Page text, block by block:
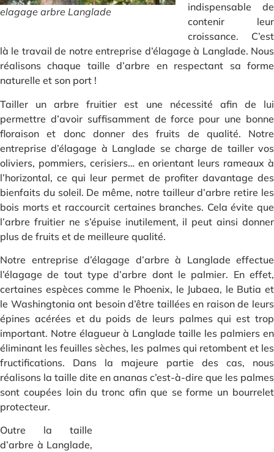
elagage arbre Langlade
indispensable de
contenir leur
croissance. C’est
là le travail de notre entreprise d’élagage à Langlade. Nous
réalisons chaque taille d’arbre en respectant sa forme
naturelle et son port !
Tailler un arbre fruitier est une nécessité afin de lui
permettre d’avoir suffisamment de force pour une bonne
floraison et donc donner des fruits de qualité. Notre
entreprise d’élagage à Langlade se charge de tailler vos
oliviers, pommiers, cerisiers… en orientant leurs rameaux à
l’horizontal, ce qui leur permet de profiter davantage des
bienfaits du soleil. De même, notre tailleur d’arbre retire les
bois morts et raccourcit certaines branches. Cela évite que
l’arbre fruitier ne s’épuise inutilement, il peut ainsi donner
plus de fruits et de meilleure qualité.
Notre entreprise d’élagage d’arbre à Langlade effectue
l’élagage de tout type d’arbre dont le palmier. En effet,
certaines espèces comme le Phoenix, le Jubaea, le Butia et
le Washingtonia ont besoin d’être taillées en raison de leurs
épines acérées et du poids de leurs palmes qui est trop
important. Notre élagueur à Langlade taille les palmiers en
éliminant les feuilles sèches, les palmes qui retombent et les
fructifications. Dans la majeure partie des cas, nous
réalisons la taille dite en ananas c’est-à-dire que les palmes
sont coupées loin du tronc afin que se forme un bourrelet
protecteur.
Outre la taille
d’arbre à Langlade,